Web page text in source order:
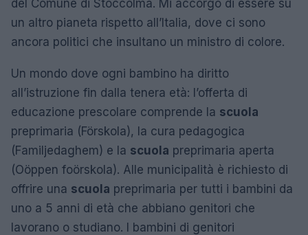
del Comune di Stoccolma. Mi accorgo di essere su
un altro pianeta rispetto all’Italia, dove ci sono
ancora politici che insultano un ministro di colore.
Un mondo dove ogni bambino ha diritto
all’istruzione fin dalla tenera età: l’offerta di
educazione prescolare comprende la scuola
preprimaria (Förskola), la cura pedagogica
(Familjedaghem) e la scuola preprimaria aperta
(Oöppen foörskola). Alle municipalità è richiesto di
offrire una scuola preprimaria per tutti i bambini da
uno a 5 anni di età che abbiano genitori che
lavorano o studiano. I bambini di genitori